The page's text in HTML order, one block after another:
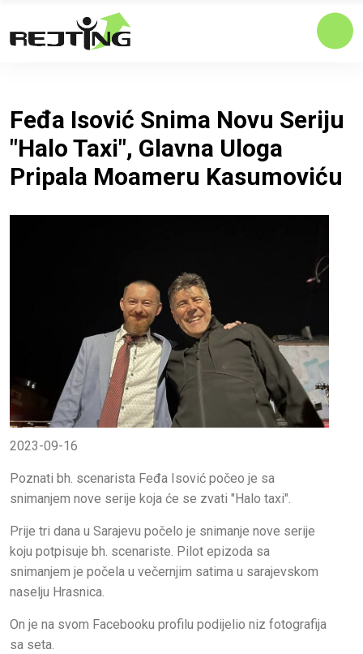
Feđa Isović Snima Novu Seriju
"Halo Taxi", Glavna Uloga
Pripala Moameru Kasumoviću
2023-09-16
Poznati bh. scenarista Feđa Isović počeo je sa
snimanjem nove serije koja će se zvati "Halo taxi".
Prije tri dana u Sarajevu počelo je snimanje nove serije
koju potpisuje bh. scenariste. Pilot epizoda sa
snimanjem je počela u večernjim satima u sarajevskom
naselju Hrasnica.
On je na svom Facebooku profilu podijelio niz fotografija
sa seta.